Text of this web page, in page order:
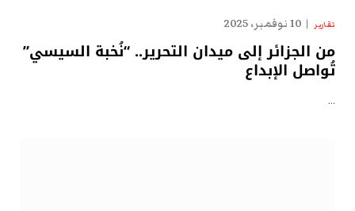
تقارير 10 نوفمبر، 2025
من الجزائر إلى ميدان التحرير.. “نُخبة السيسي”
تُواصل الإبداع
…